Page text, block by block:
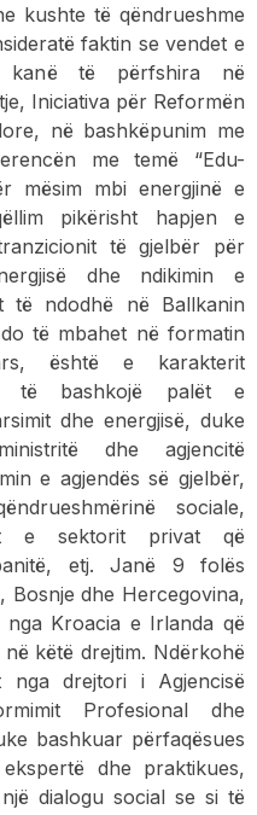
kushte të qëndrueshme
faktin se vendet e
kanë të përfshira në
Iniciativa për Reformën
në bashkëpunim me
me temë “Edu-
mësim mbi energjinë e
pikërisht hapjen e
të gjelbër për
dhe ndikimin e
të ndodhë në Ballkanin
të mbahet në formatin
është e karakterit
të bashkojë palët e
dhe energjisë, duke
dhe agjencitë
e agjendës së gjelbër,
sociale,
e sektorit privat që
etj. Janë 9 folës
Bosnje dhe Hercegovina,
Kroacia e Irlanda që
këtë drejtim. Ndërkohë
nga drejtori i Agjencisë
Profesional dhe
bashkuar përfaqësues
dhe praktikues,
dialogu social se si të